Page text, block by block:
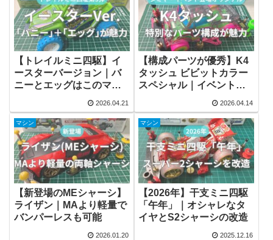
【トレイルミニ四駆】イ
ースターバージョン｜バ
ニーとエッグはこのマシ
2026.04.21
【構成パーツが優秀】K4
タッシュ ビビットカラー
スペシャル｜イベント限
2026.04.14
マシン
【新登場のMEシャーシ】
ライザン｜MAより軽量で
バンパーレスも可能
2026.01.20
マシン
【2026年】干支ミニ四駆
「午年」｜オシャレなタ
イヤとS2シャーシの改造
2025.12.16